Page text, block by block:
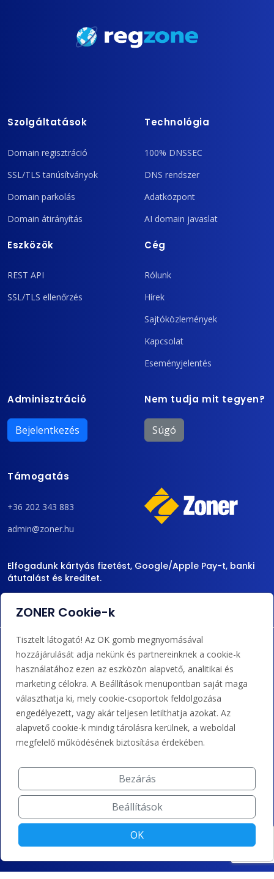
Szolgáltatások
Domain regisztráció
SSL/TLS tanúsítványok
Domain parkolás
Domain átirányítás
Technológia
100% DNSSEC
DNS rendszer
Adatközpont
AI domain javaslat
Eszközök
REST API
SSL/TLS ellenőrzés
Cég
Rólunk
Hírek
Sajtóközlemények
Kapcsolat
Eseményjelentés
Adminisztráció
Bejelentkezés
Nem tudja mit tegyen?
Súgó
Támogatás
+36 202 343 883
admin@zoner.hu
Elfogadunk kártyás fizetést, Google/Apple Pay-t, banki
átutalást és kreditet.
ZONER Cookie-k
Tisztelt látogató! Az OK gomb megnyomásával
hozzájárulását adja nekünk és partnereinknek a cookie-k
használatához ezen az eszközön alapvető, analitikai és
marketing célokra. A Beállítások menüpontban saját maga
választhatja ki, mely cookie-csoportok feldolgozása
engedélyezett, vagy akár teljesen letilthatja azokat. Az
alapvető cookie-k mindig tárolásra kerülnek, a weboldal
megfelelő működésének biztosítása érdekében.
Bezárás
Beállítások
OK